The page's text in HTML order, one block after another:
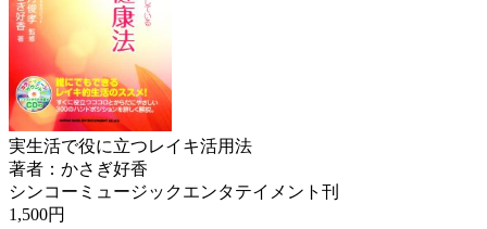
実生活で役に立つレイキ活用法
著者：かさぎ好香
シンコーミュージックエンタテイメント刊
1,500円